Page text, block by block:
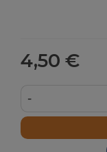
4,50 €
-